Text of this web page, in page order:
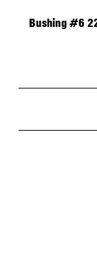
Bushing #6